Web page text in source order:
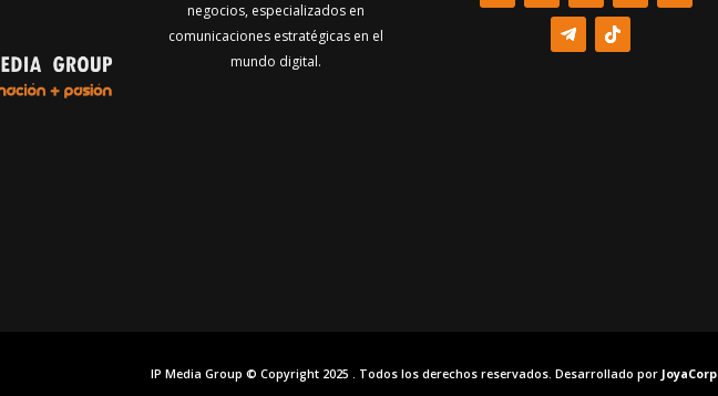
negocios, especializados en
comunicaciones estratégicas en el
mundo digital.
IP Media Group © Copyright 2025 . Todos los derechos reservados. Desarrollado por JoyaCorp